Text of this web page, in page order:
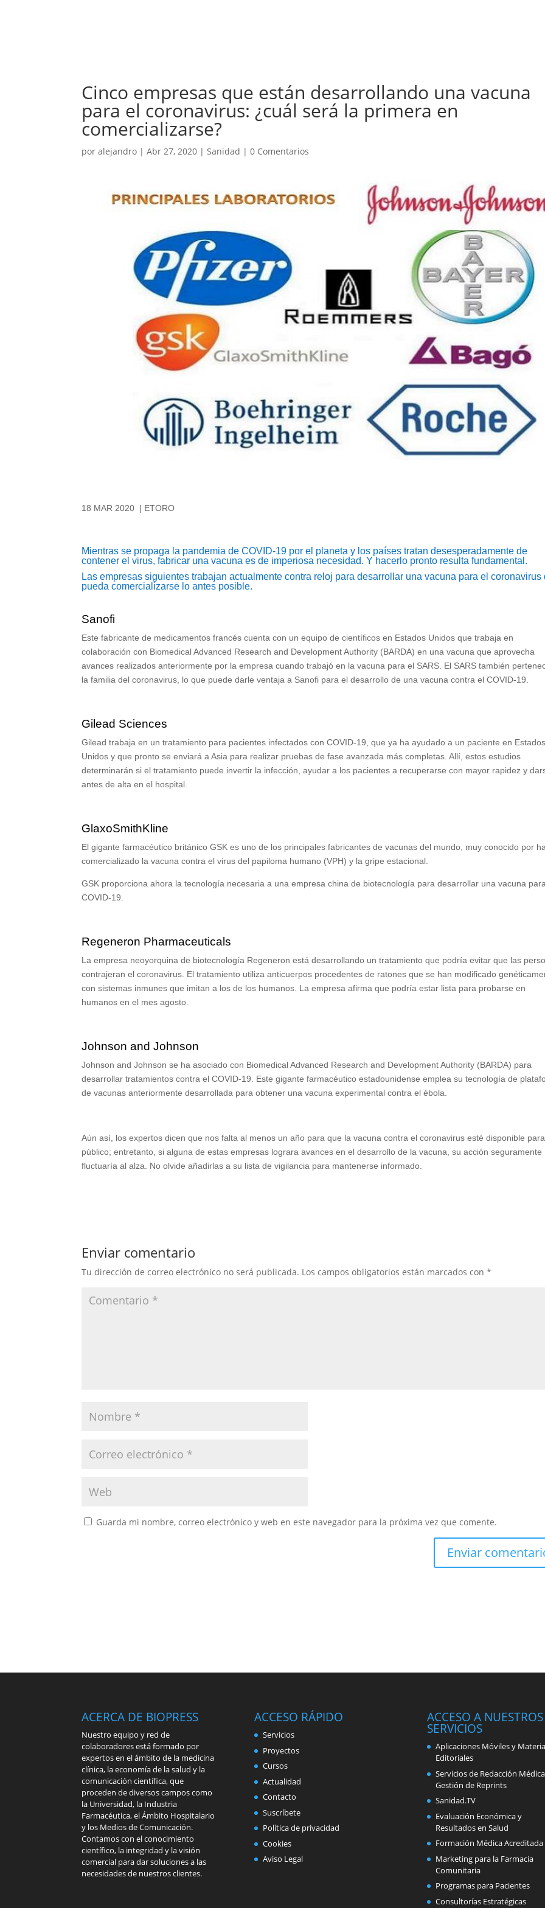
Cinco empresas que están desarrollando una vacuna
para el coronavirus: ¿cuál será la primera en
comercializarse?
poralejandro |Abr 27, 2020 |Sanidad |0 Comentarios
18 MAR 2020 | ETORO
Mientras se propaga la pandemia de COVID-19 por el planeta y los países tratan desesperadamente de
contener el virus, fabricar una vacuna es de imperiosa necesidad. Y hacerlo pronto resulta fundamental.
Las empresas siguientes trabajan actualmente contra reloj para desarrollar una vacuna para el coronavirus
pueda comercializarse lo antes posible.
Sanofi
Este fabricante de medicamentos francés cuenta con un equipo de científicos en Estados Unidos que trabaja en
colaboración con Biomedical Advanced Research and Development Authority (BARDA) en una vacuna que aprovecha
avances realizados anteriormente por la empresa cuando trabajó en la vacuna para el SARS. El SARS también
la familia del coronavirus, lo que puede darle ventaja a Sanofi para el desarrollo de una vacuna contra el COVID-19.
Gilead Sciences
Gilead trabaja en un tratamiento para pacientes infectados con COVID-19, que ya ha ayudado a un paciente en
Unidos y que pronto se enviará a Asia para realizar pruebas de fase avanzada más completas. Allí, estos estudios
determinarán si el tratamiento puede invertir la infección, ayudar a los pacientes a recuperarse con mayor rapidez y
antes de alta en el hospital.
GlaxoSmithKline
El gigante farmacéutico británico GSK es uno de los principales fabricantes de vacunas del mundo, muy conocido por
comercializado la vacuna contra el virus del papiloma humano (VPH) y la gripe estacional.
GSK proporciona ahora la tecnología necesaria a una empresa china de biotecnología para desarrollar una vacuna
COVID-19.
Regeneron Pharmaceuticals
La empresa neoyorquina de biotecnología Regeneron está desarrollando un tratamiento que podría evitar que las
contrajeran el coronavirus. El tratamiento utiliza anticuerpos procedentes de ratones que se han modificado
con sistemas inmunes que imitan a los de los humanos. La empresa afirma que podría estar lista para probarse en
humanos en el mes agosto.
Johnson and Johnson
Johnson and Johnson se ha asociado con Biomedical Advanced Research and Development Authority (BARDA) para
desarrollar tratamientos contra el COVID-19. Este gigante farmacéutico estadounidense emplea su tecnología de
de vacunas anteriormente desarrollada para obtener una vacuna experimental contra el ébola.
Aún así, los expertos dicen que nos falta al menos un año para que la vacuna contra el coronavirus esté disponible
público; entretanto, si alguna de estas empresas lograra avances en el desarrollo de la vacuna, su acción seguramente
fluctuaría al alza. No olvide añadirlas a su lista de vigilancia para mantenerse informado.
Enviar comentario
Tu dirección de correo electrónico no será publicada. Los campos obligatorios están marcados con*
Guarda mi nombre, correo electrónico y web en este navegador para la próxima vez que comente.
ACERCA DE BIOPRESS
Nuestro equipo y red de
colaboradores está formado por
expertos en el ámbito de la medicina
clínica, la economía de la salud y la
comunicación científica, que
proceden de diversos campos como
la Universidad, la Industria
Farmacéutica, el Ámbito Hospitalario
y los Medios de Comunicación.
Contamos con el conocimiento
científico, la integridad y la visión
comercial para dar soluciones a las
necesidades de nuestros clientes.
ACCESO RÁPIDO
Servicios
Proyectos
Cursos
Actualidad
Contacto
Suscríbete
Política de privacidad
Cookies
Aviso Legal
ACCESO A NUESTROS
SERVICIOS
Aplicaciones Móviles y
Editoriales
Servicios de Redacción
Gestión de Reprints
Sanidad.TV
Evaluación Económica y
Resultados en Salud
Formación Médica Acreditada
Marketing para la Farmacia
Comunitaria
Programas para Pacientes
Consultorías Estratégicas